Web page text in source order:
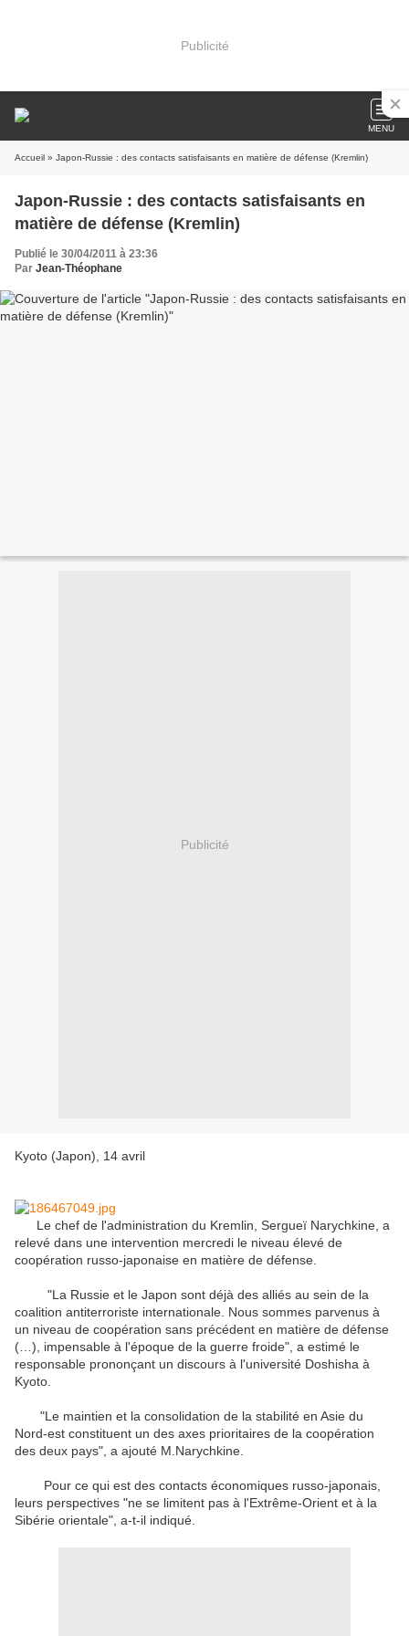
Publicité
MENU
Accueil » Japon-Russie : des contacts satisfaisants en matière de défense (Kremlin)
Japon-Russie : des contacts satisfaisants en
matière de défense (Kremlin)
Publié le 30/04/2011 à 23:36
Par Jean-Théophane
Publicité
Kyoto (Japon), 14 avril
Le chef de l'administration du Kremlin, Sergueï Narychkine, a
relevé dans une intervention mercredi le niveau élevé de
coopération russo-japonaise en matière de défense.
"La Russie et le Japon sont déjà des alliés au sein de la
coalition antiterroriste internationale. Nous sommes parvenus à
un niveau de coopération sans précédent en matière de défense
(…), impensable à l'époque de la guerre froide", a estimé le
responsable prononçant un discours à l'université Doshisha à
Kyoto.
"Le maintien et la consolidation de la stabilité en Asie du
Nord-est constituent un des axes prioritaires de la coopération
des deux pays", a ajouté M.Narychkine.
Pour ce qui est des contacts économiques russo-japonais,
leurs perspectives "ne se limitent pas à l'Extrême-Orient et à la
Sibérie orientale", a-t-il indiqué.